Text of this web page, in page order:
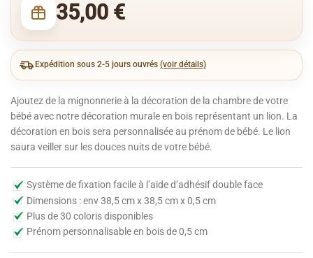
35,00 €
Expédition sous 2-5 jours ouvrés (voir détails)
Ajoutez de la mignonnerie à la décoration de la chambre de votre
bébé avec notre décoration murale en bois représentant un lion. La
décoration en bois sera personnalisée au prénom de bébé. Le lion
saura veiller sur les douces nuits de votre bébé.
Système de fixation facile à l’aide d’adhésif double face
Dimensions : env 38,5 cm x 38,5 cm x 0,5 cm
Plus de 30 coloris disponibles
Prénom personnalisable en bois de 0,5 cm